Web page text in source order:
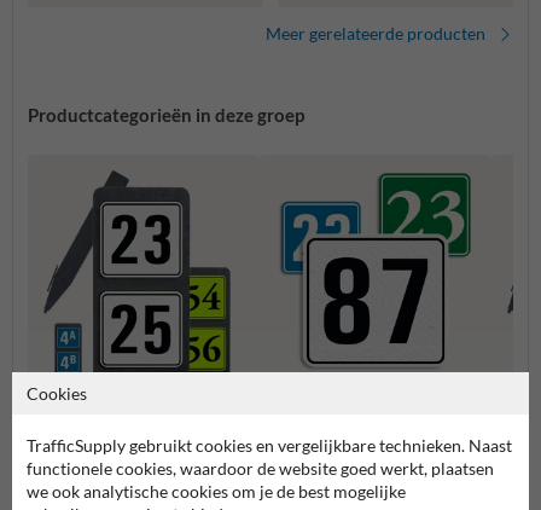
Meer gerelateerde producten
Productcategorieën in deze groep
Huisnummerborden & palen
Cookies
TrafficSupply gebruikt cookies en vergelijkbare technieken. Naast
functionele cookies, waardoor de website goed werkt, plaatsen
we ook analytische cookies om je de best mogelijke